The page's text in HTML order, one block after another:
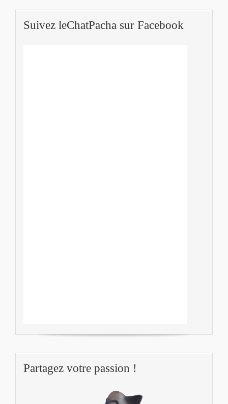
Suivez leChatPacha sur Facebook
Partagez votre passion !